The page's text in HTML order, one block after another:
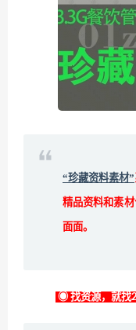
“珍藏资料素材”
精品资料和素
面面。
◉ 找资源，就找